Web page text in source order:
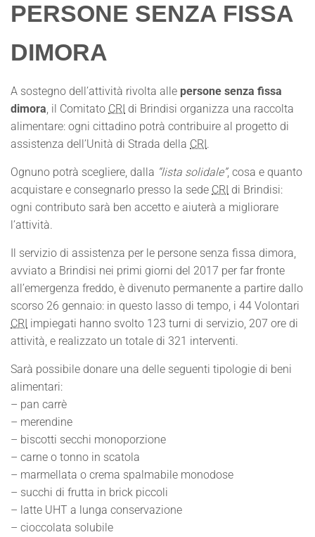
PERSONE SENZA FISSA
DIMORA
A sostegno dell’attività rivolta alle persone senza fissa
dimora , il Comitato CRI di Brindisi organizza una raccolta
alimentare: ogni cittadino potrà contribuire al progetto di
assistenza dell’Unità di Strada della CRI.
Ognuno potrà scegliere, dalla “lista solidale”, cosa e quanto
acquistare e consegnarlo presso la sede CRI di Brindisi:
ogni contributo sarà ben accetto e aiuterà a migliorare
l’attività.
Il servizio di assistenza per le persone senza fissa dimora,
avviato a Brindisi nei primi giorni del 2017 per far fronte
all’emergenza freddo, è divenuto permanente a partire dallo
scorso 26 gennaio: in questo lasso di tempo, i 44 Volontari
CRI impiegati hanno svolto 123 turni di servizio, 207 ore di
attività, e realizzato un totale di 321 interventi.
Sarà possibile donare una delle seguenti tipologie di beni
alimentari:
– pan carrè
– merendine
– biscotti secchi monoporzione
– carne o tonno in scatola
– marmellata o crema spalmabile monodose
– succhi di frutta in brick piccoli
– latte UHT a lunga conservazione
– cioccolata solubile